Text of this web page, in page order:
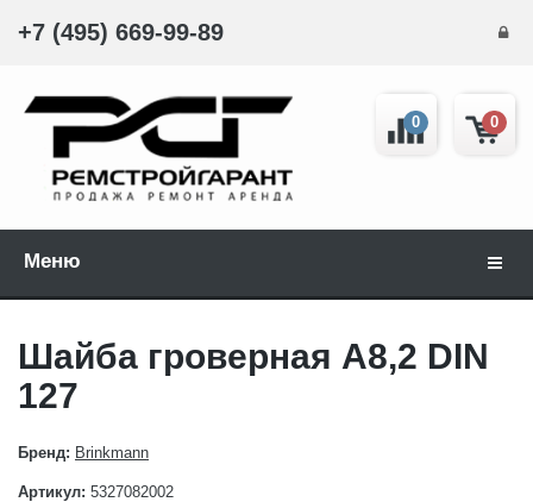
+7 (495) 669-99-89
0
0
Меню
Шайба гроверная A8,2 DIN
127
Бренд: Brinkmann
Артикул: 5327082002